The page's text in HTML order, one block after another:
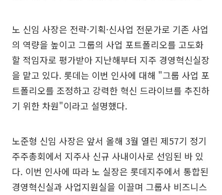
노 신임 사장은 전략·기획·신사업 전문가로 기존 사업
의 역량을 높이고 그룹의 사업 포트폴리오를 고도화
할 적임자로 평가받아 지난해부터 지주 경영혁신실장
을 맡고 있다. 롯데는 이번 인사에 대해 "그룹 사업 포
트폴리오를 조정하고 강력한 혁신 드라이브를 추진하
기 위한 차원"이라고 설명했다.
노준형 신임 사장은 앞서 올해 3월 열린 제57기 정기
주주총회에서 지주사 신규 사내이사로 선임된 바 있
다. 이번 인사에 따라 노 실장은 롯데지주에서 통합된
경영혁신실과 사업지원실을 이끌며 그룹사 비즈니스